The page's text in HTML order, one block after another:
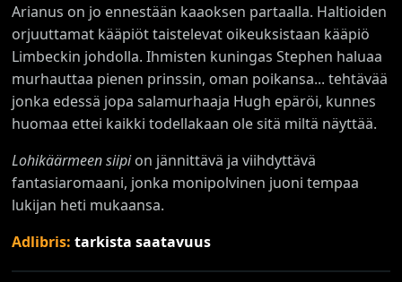
Arianus on jo ennestään kaaoksen partaalla. Haltioiden
orjuuttamat kääpiöt taistelevat oikeuksistaan kääpiö
Limbeckin johdolla. Ihmisten kuningas Stephen haluaa
murhauttaa pienen prinssin, oman poikansa... tehtävää
jonka edessä jopa salamurhaaja Hugh epäröi, kunnes
huomaa ettei kaikki todellakaan ole sitä miltä näyttää.
Lohikäärmeen siipion jännittävä ja viihdyttävä
fantasiaromaani, jonka monipolvinen juoni tempaa
lukijan heti mukaansa.
Adlibris:tarkista saatavuus